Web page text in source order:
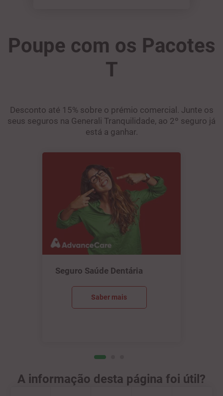
Poupe com os Pacotes
T
Desconto até 15% sobre o prémio comercial. Junte os
seus seguros na Generali Tranquilidade, ao 2º seguro já
está a ganhar.
Seguro Saúde Dentária
Saber mais
A informação desta página foi útil?